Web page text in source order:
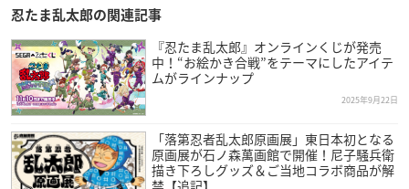
忍たま乱太郎の関連記事
『忍たま乱太郎』オンラインくじが発売
中！“お絵かき合戦”をテーマにしたアイテ
ムがラインナップ
2025年9月22日
「落第忍者乱太郎原画展」東日本初となる
原画展が石ノ森萬画館で開催！尼子騒兵衛
描き下ろしグッズ＆ご当地コラボ商品が解